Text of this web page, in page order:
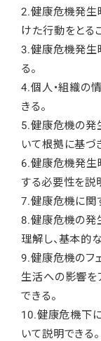
2.健康危機発生
けた行動をとる
3.健康危機発生
る。
4.個人・組織の
きる。
5.健康危機の発
いて根拠に基づ
6.健康危機発生
する必要性を説
7.健康危機に関
8.健康危機の発
理解し、基本的
9.健康危機のフ
生活への影響を
できる。
10.健康危機下
いて説明できる。